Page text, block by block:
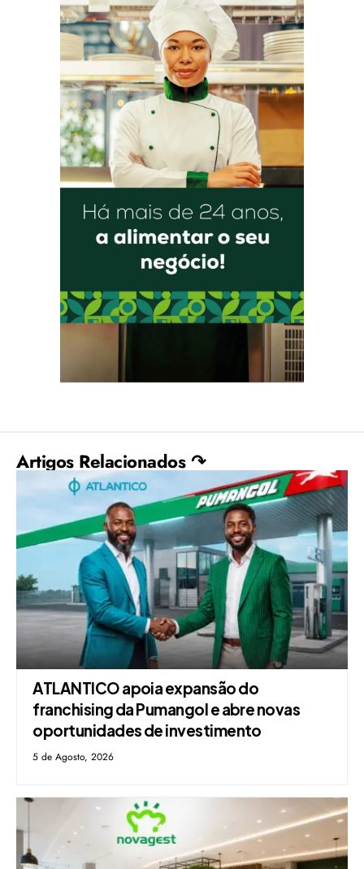
Artigos Relacionados ↷
ATLANTICO apoia expansão do
franchising da Pumangol e abre novas
oportunidades de investimento
5 de Agosto, 2026